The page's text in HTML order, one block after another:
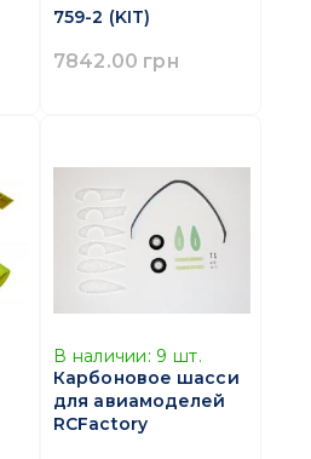
759-2 (KIT)
7842.00 грн
В наличии: 9 шт.
Карбоновое шасси
для авиамоделей
RCFactory